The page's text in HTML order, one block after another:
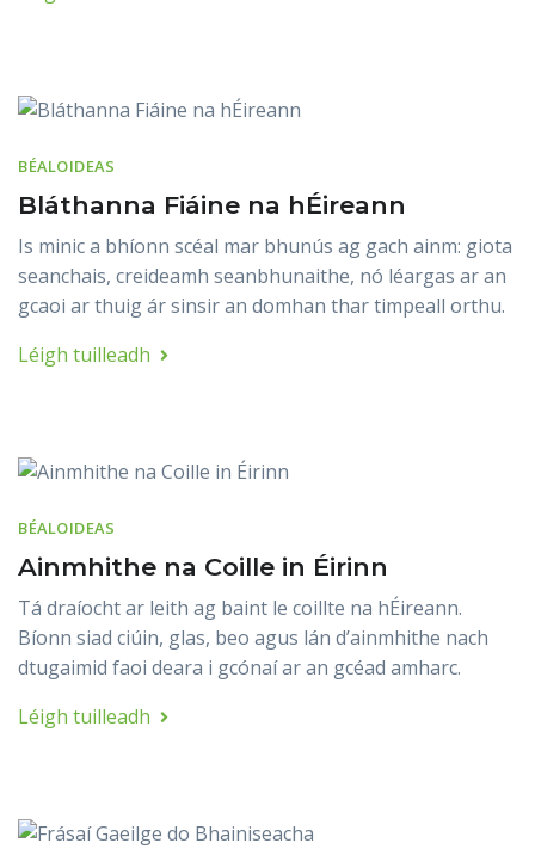
BÉALOIDEAS
Bláthanna Fiáine na hÉireann
Is minic a bhíonn scéal mar bhunús ag gach ainm: giota
seanchais, creideamh seanbhunaithe, nó léargas ar an
gcaoi ar thuig ár sinsir an domhan thar timpeall orthu.
Léigh tuilleadh
BÉALOIDEAS
Ainmhithe na Coille in Éirinn
Tá draíocht ar leith ag baint le coillte na hÉireann.
Bíonn siad ciúin, glas, beo agus lán d’ainmhithe nach
dtugaimid faoi deara i gcónaí ar an gcéad amharc.
Léigh tuilleadh